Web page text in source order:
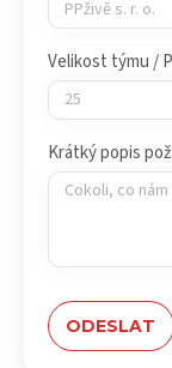
Velikost týmu /
Krátký popis